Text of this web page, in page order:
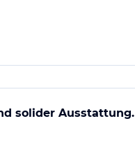
solider Ausstattung.